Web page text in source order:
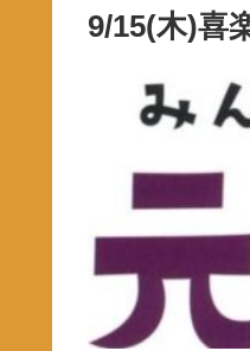
9/15(木)喜